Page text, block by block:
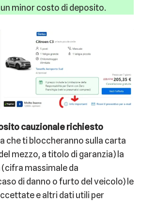
minor costo di deposito.
cauzionale richiesto
che ti bloccheranno sulla carta
mezzo, a titolo di garanzia) la
(cifra massimale da
di danno o furto del veicolo) le
e altri dati utili per